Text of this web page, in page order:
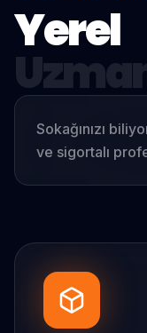
Yerel
Sokağınızı
ve sigortalı